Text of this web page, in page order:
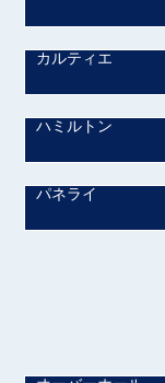
カルティエ
ハミルトン
パネライ